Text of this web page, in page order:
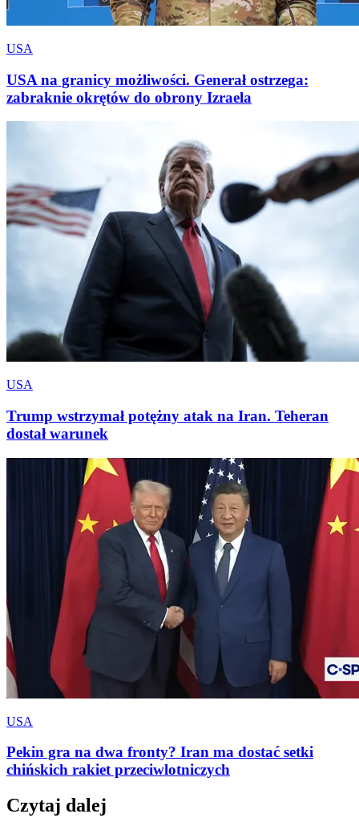
USA
USA na granicy możliwości. Generał ostrzega:
zabraknie okrętów do obrony Izraela
USA
Trump wstrzymał potężny atak na Iran. Teheran
dostał warunek
USA
Pekin gra na dwa fronty? Iran ma dostać setki
chińskich rakiet przeciwlotniczych
Czytaj dalej